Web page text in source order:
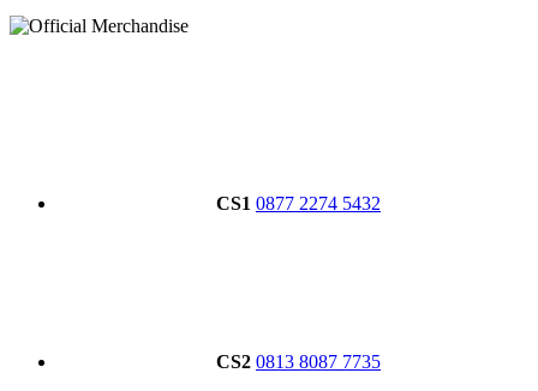
CS1 0877 2274 5432
CS2 0813 8087 7735